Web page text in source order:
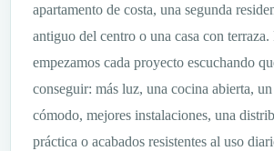
apartamento de costa, una segunda
antiguo del centro o una casa con terraza.
empezamos cada proyecto escuchando
conseguir: más luz, una cocina abierta,
cómodo, mejores instalaciones, una
práctica o acabados resistentes al uso